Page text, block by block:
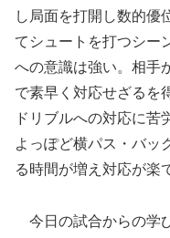
し局面を打開し数的優
てシュートを打つシー
への意識は強い。相手
で素早く対応せざるを
ドリブルへの対応に苦
よっぽど横パス・バッ
る時間が増え対応が楽
今日の試合からの学